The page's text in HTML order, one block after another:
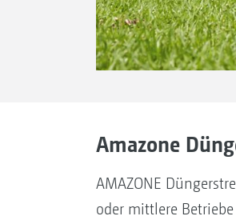
Amazone
AMAZONE
oder mittlere